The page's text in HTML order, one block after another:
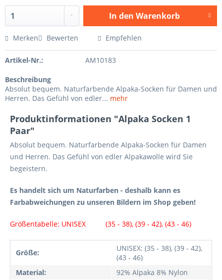
In den Warenkorb
Merken Bewerten Empfehlen
Artikel-Nr.: AM10183
Beschreibung
Absolut bequem. Naturfarbende Alpaka-Socken für Damen und
Herren. Das Gefühl von edler... mehr
Produktinformationen "Alpaka Socken 1
Paar"
Absolut bequem. Naturfarbende Alpaka-Socken für Damen
und Herren. Das Gefühl von edler Alpakawolle wird Sie
begeistern.
Es handelt sich um Naturfarben - deshalb kann es
Farbabweichungen zu unseren Bildern im Shop geben!
Größentabelle: UNISEX (35 - 38), (39 - 42), (43 - 46)
Größe:
UNISEX: (35 - 38), (39 - 42),
(43 - 46)
Material:
92% Alpaka 8% Nylon